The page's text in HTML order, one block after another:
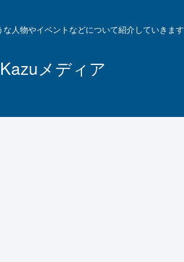
人物やイベントなどについて紹介していきま
Kazuメディア